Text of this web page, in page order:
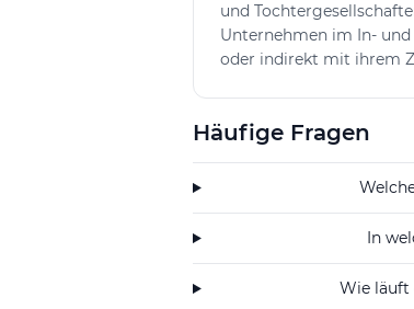
und
Unternehmen im In-
oder indirekt mit ihrem
Garantien und
Häufige Fragen
In
Wie läuft